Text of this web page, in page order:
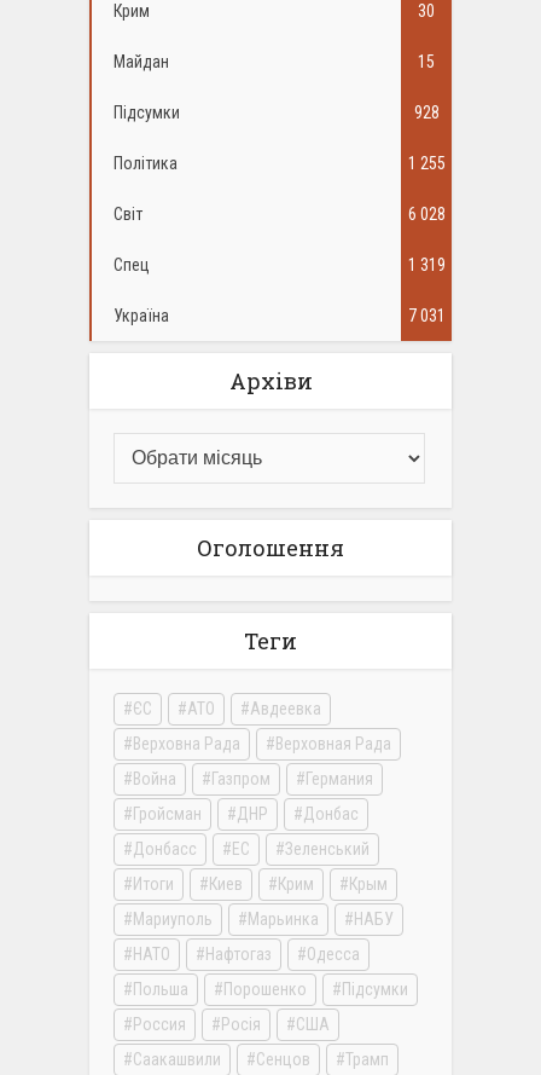
Крим 30
Майдан 15
Підсумки 928
Політика 1 255
Світ 6 028
Спец 1 319
Україна 7 031
Архіви
Оголошення
Теги
ЄС АТО
Авдеевка
Верховна Рада
Верховная Рада
Война
Газпром
Германия
Гройсман
ДНР
Донбас
Донбасс
ЕС
Зеленський
Итоги
Киев Крим
Крым
Мариуполь
Марьинка
НАБУ
НАТО
Нафтогаз
Одесса
Польша
Порошенко
Підсумки
Россия
Росія
США
Саакашвили
Сенцов Трамп